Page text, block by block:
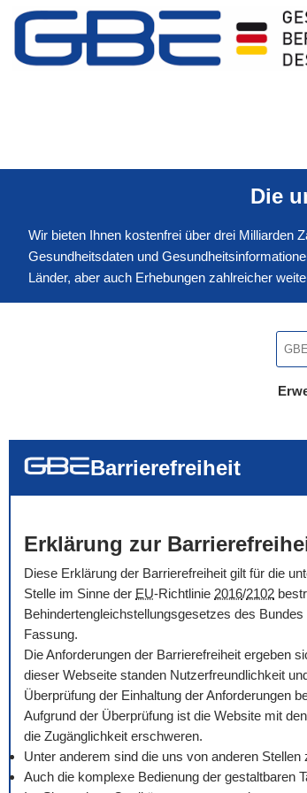
Die
Wir bieten Ihnen kostenfrei über drei Milliarden
Gesundheitsdaten und
Länder, aber auch Erhebungen zahlreicher
Barrierefreiheit
Erklärung zur
Diese Erklärung der Barrierefreiheit gilt für die
Stelle im Sinne der EU-Richtlinie 2016/2102
Behindertengleichstellungsgesetzes des Bundes
Fassung.
Die Anforderungen der Barrierefreiheit ergeben
dieser Webseite standen Nutzerfreundlichkeit
Überprüfung der Einhaltung der Anforderungen
Aufgrund der Überprüfung ist die Website mit
die Zugänglichkeit erschweren.
Unter anderem sind die uns von anderen
Auch die komplexe Bedienung der gestaltbaren